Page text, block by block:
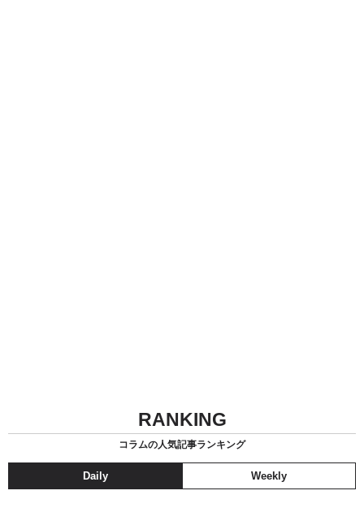
RANKING
コラムの人気記事ランキング
Daily Weekly